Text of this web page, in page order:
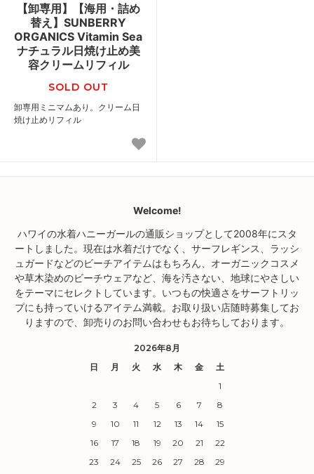
【卸専用】【海用・詰め
替え】SUNBERRY
ORGANICS Vitamin Sea
ナチュラル日焼け止め美
容クリームリフィル
SOLD OUT
卸専用ミニマムあり。クリーム日
焼け止めリフィル
Welcome!
ハワイの水着ハニーガールの通販ショップとして2008年にスタ
ートしました。現在は水着だけでなく、サーフレギンス、ラッシ
ュガードなどのビーチアイテムはもちろん、オーガニックコスメ
や草木染めのビーチウェアなど、海を汚さない、地球にやさしい
をテーマにセレクトしています。いつもの快適さをサーフトリッ
プにも持っていけるアイテム満載。お取り扱い店随時募集してお
りますので、卸売りのお問い合わせもお待ちしております。
2026年8月
日
月 火 水 木 金
土
1
2
3 4 5 6 7
8
9
10 11 12 13 14
15
16
17 18 19 20 21
22
23
24 25 26 27 28
29